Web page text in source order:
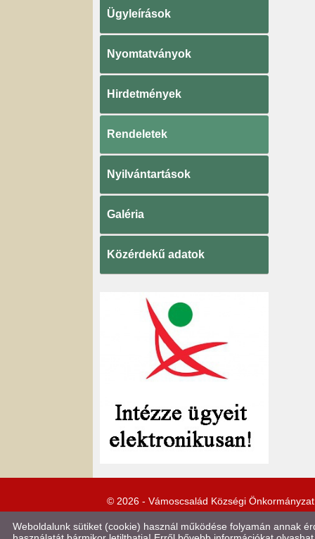
Ügyleírások
Nyomtatványok
Hirdetmények
Rendeletek
Nyilvántartások
Galéria
Közérdekű adatok
© 2026 - Vámoscsalád Községi Önkormányzat
Weboldalunk sütiket (cookie) használ működése folyamán annak